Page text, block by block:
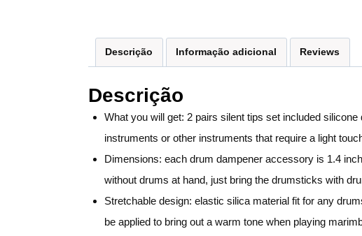
Descrição Informação adicional Reviews
Descrição
What you will get: 2 pairs silent tips set included
instruments or other instruments that require a light
Dimensions: each drum dampener accessory is 1.4
without drums at hand, just bring the drumsticks with
Stretchable design: elastic silica material fit for any
be applied to bring out a warm tone when playing